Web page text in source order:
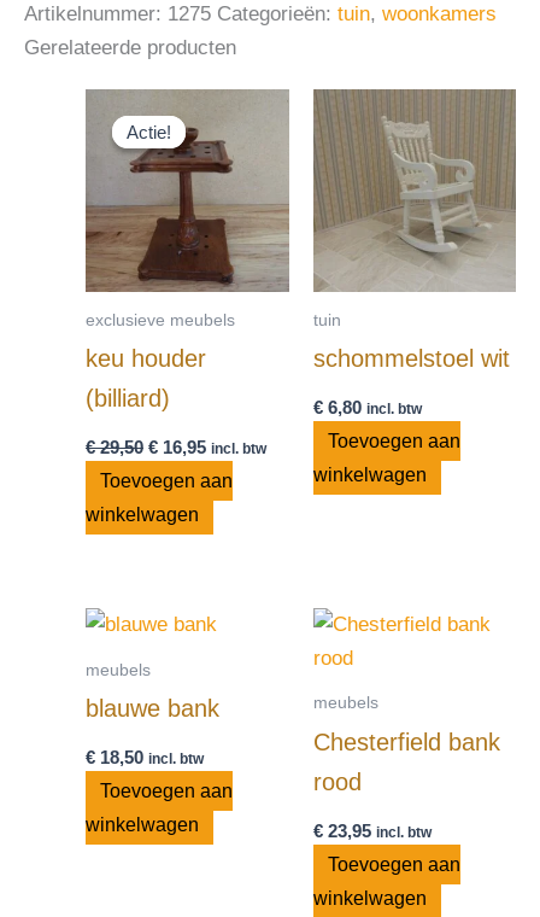
Artikelnummer: 1275 Categorieën: tuin, woonkamers
Gerelateerde producten
Actie!
Actie!
exclusieve meubels
keu houder
(billiard)
€29,50
prijs
was:
€ 29,50.
€ 16,95
is:
€ 16,95.
incl. btw
Toevoegen aan
winkelwagen
tuin
schommelstoel wit
€6,80 incl. btw
Toevoegen aan
winkelwagen
meubels
blauwe bank
€ 18,50 incl. btw
Toevoegen aan
winkelwagen
meubels
Chesterfield bank
rood
€23,95 incl. btw
Toevoegen aan
winkelwagen